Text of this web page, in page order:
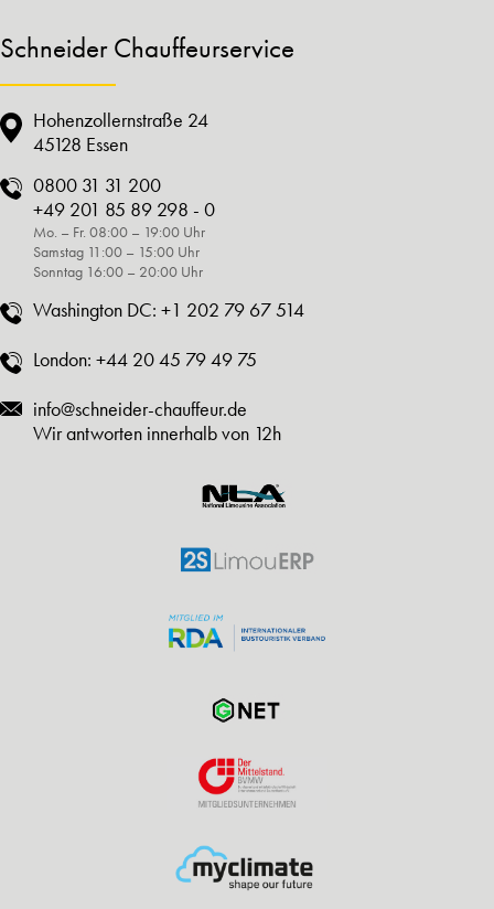
Schneider Chauffeurservice
Hohenzollernstraße 24
45128 Essen
0800 31 31 200
+49 201 85 89 298 - 0
Mo. – Fr. 08:00 – 19:00 Uhr
Samstag 11:00 – 15:00 Uhr
Sonntag 16:00 – 20:00 Uhr
Washington DC: +1 202 79 67 514
London: +44 20 45 79 49 75
info@schneider-chauffeur.de
Wir antworten innerhalb von 12h